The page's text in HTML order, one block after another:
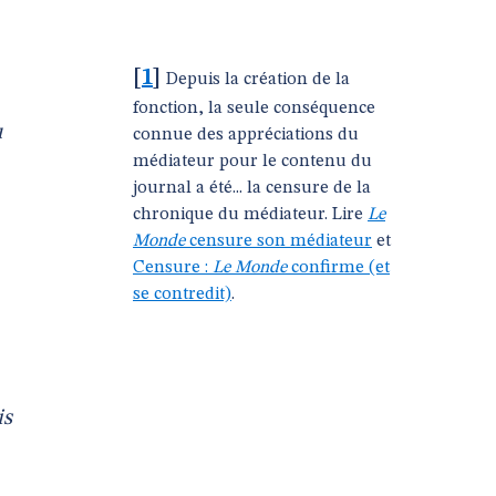
1
Depuis la création de la
fonction, la seule conséquence
connue des appréciations du
médiateur pour le contenu du
journal a été... la censure de la
chronique du médiateur. Lire Le
Mondecensure son médiateur et
Censure : Le Mondeconfirme (et
se contredit).